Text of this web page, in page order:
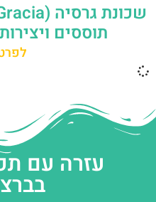
תוססים
עזרה עם